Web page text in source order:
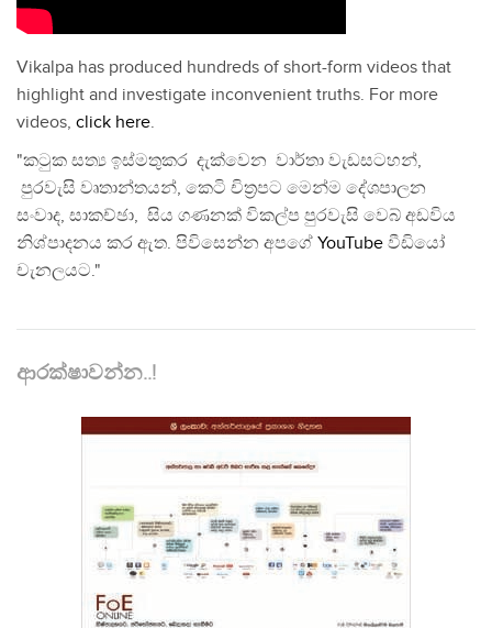
Vikalpa has produced hundreds of short-form videos that
highlight and investigate inconvenient truths. For more
videos, click here.
"කටුක සත්‍ය ඉස්මතුකර දැක්වෙන වාර්තා වැඩසටහන්,
පුරවැසි වෘතාන්තයන්, කෙටි චිත්‍රපට මෙන්ම දේශපාලන
සංවාද, සාකච්ඡා, සිය ගණනක් විකල්ප පුරවැසි වෙබ් අඩවිය
නිශ්පාදනය කර ඇත. පිවිසෙන්න අපගේ YouTube වීඩියෝ
චැනලයට."
ආරක්ෂාවන්න..!